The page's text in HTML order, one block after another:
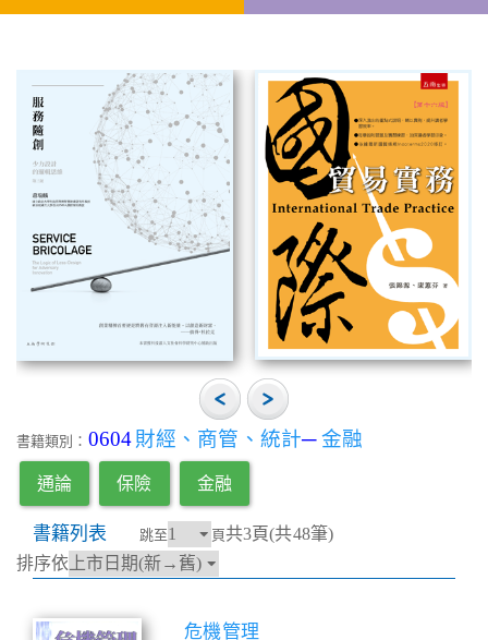
書籍類別： 0604財經、商管、統計─金融
通論 保險 金融
書籍列表 跳至 頁共3頁(共48筆)
排序依
危機管理